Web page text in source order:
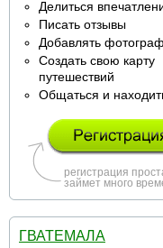
Делиться
Писать отзывы
Добавлять
Создать свою карту
путешествий
Общаться и
регистрация
займет много
ГВАТЕМАЛА